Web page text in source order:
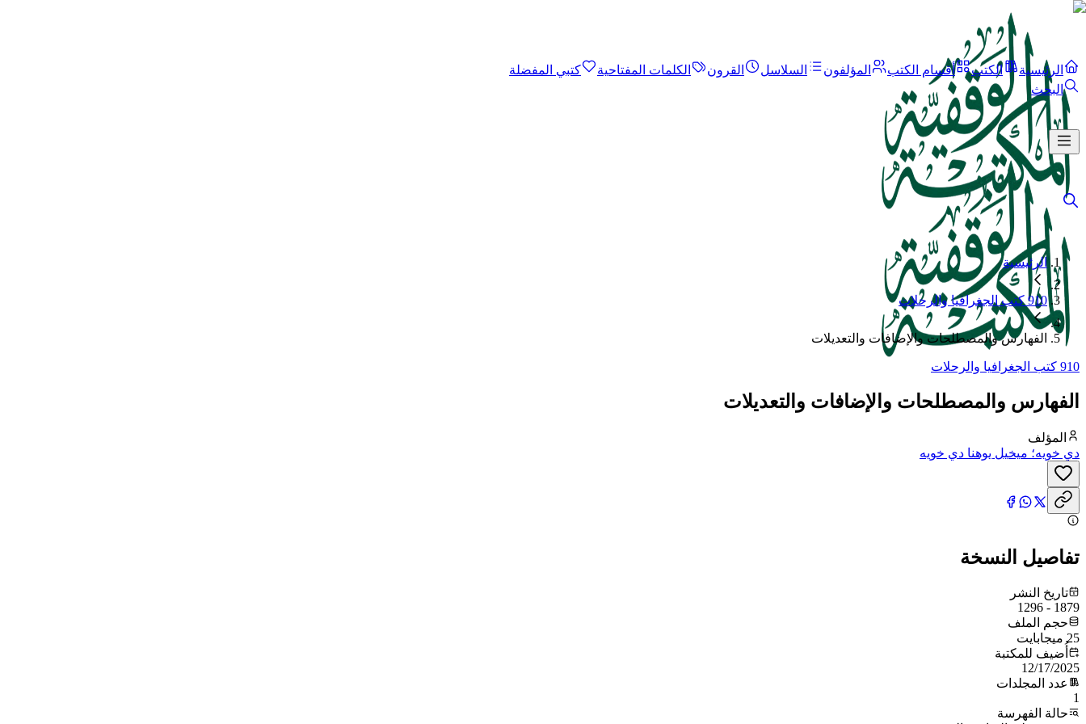
الرئيسية الكتب أقسام الكتب المؤلفون السلاسل القرون الكلمات المفتاحية
كتبي المفضلة
البحث
الرئيسية
910 كتب الجغرافيا والرحلات
الفهارس والمصطلحات والإضافات والتعديلات
910 كتب الجغرافيا والرحلات
الفهارس والمصطلحات والإضافات والتعديلات
المؤلف
دي خويه؛ ميخيل يوهنا دي خويه
تفاصيل النسخة
تاريخ النشر
1879 - 1296
حجم الملف
25 ميجابايت
أُضيف للمكتبة
12/17/2025
عدد المجلدات
1
حالة الفهرسة